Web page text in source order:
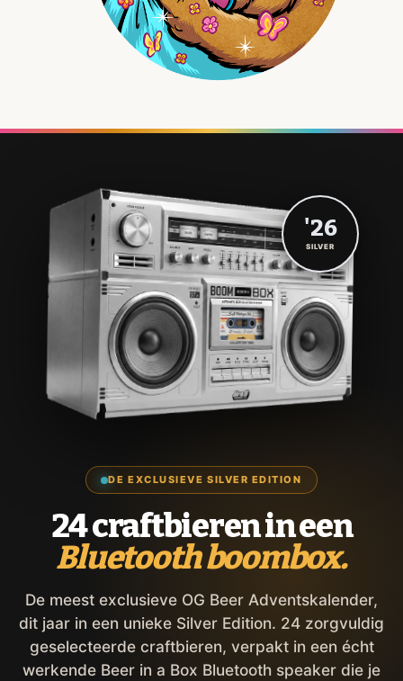
DE EXCLUSIEVE SILVER EDITION
24 craftbieren in een
Bluetooth boombox.
De meest exclusieve OG Beer Adventskalender,
dit jaar in een unieke Silver Edition. 24 zorgvuldig
geselecteerde craftbieren, verpakt in een écht
werkende Beer in a Box Bluetooth speaker die je
'26
SILVER